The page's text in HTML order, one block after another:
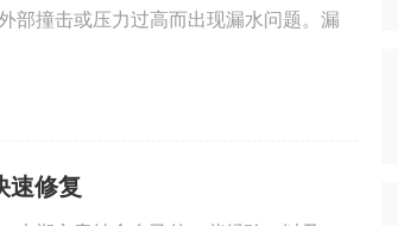
部撞击或压力过高而出现漏水问题。漏
速修复